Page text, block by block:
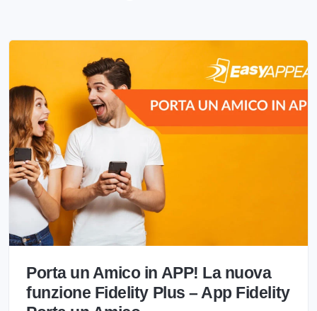
Porta un Amico in APP! La nuova
funzione Fidelity Plus – App Fidelity